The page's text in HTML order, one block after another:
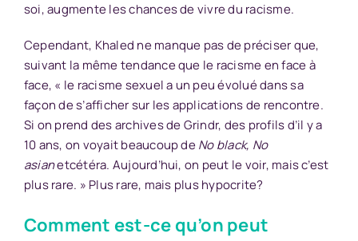
soi, augmente les chances de vivre du racisme.
Cependant, Khaled ne manque pas de préciser que,
suivant la même tendance que le racisme en face à
face, « le racisme sexuel a un peu évolué dans sa
façon de s’afficher sur les applications de rencontre.
Si on prend des archives de Grindr, des profils d’il y a
10 ans, on voyait beaucoup deNo black, No
asianetcétéra. Aujourd’hui, on peut le voir, mais c’est
plus rare. » Plus rare, mais plus hypocrite?
Comment est-ce qu’on peut